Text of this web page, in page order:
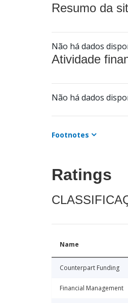
Resumo da
Não há dados
Atividade
Não há dados
Footnotes
Ratings
Name
Counterpart Funding
Financial Management